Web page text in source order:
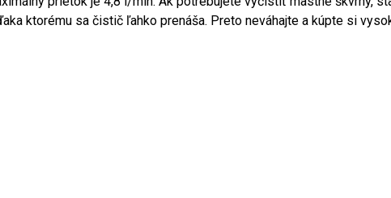
ktorému sa čistič ľahko prenáša. Preto neváhajte a kúpte si